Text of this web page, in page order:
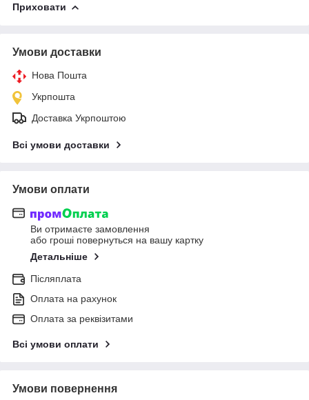
Приховати
Умови доставки
Нова Пошта
Укрпошта
Доставка Укрпоштою
Всі умови доставки
Умови оплати
Ви отримаєте замовлення
або гроші повернуться на вашу картку
Детальніше
Післяплата
Оплата на рахунок
Оплата за реквізитами
Всі умови оплати
Умови повернення